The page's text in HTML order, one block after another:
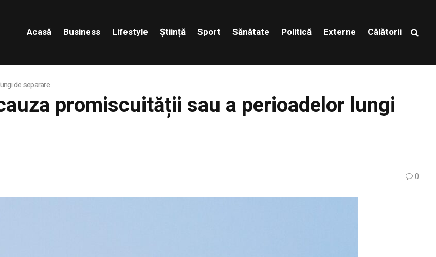
Acasă Business Lifestyle Știință Sport Sănătate Politică Externe Călătorii
de separare
promiscuității sau a perioadelor lungi
0